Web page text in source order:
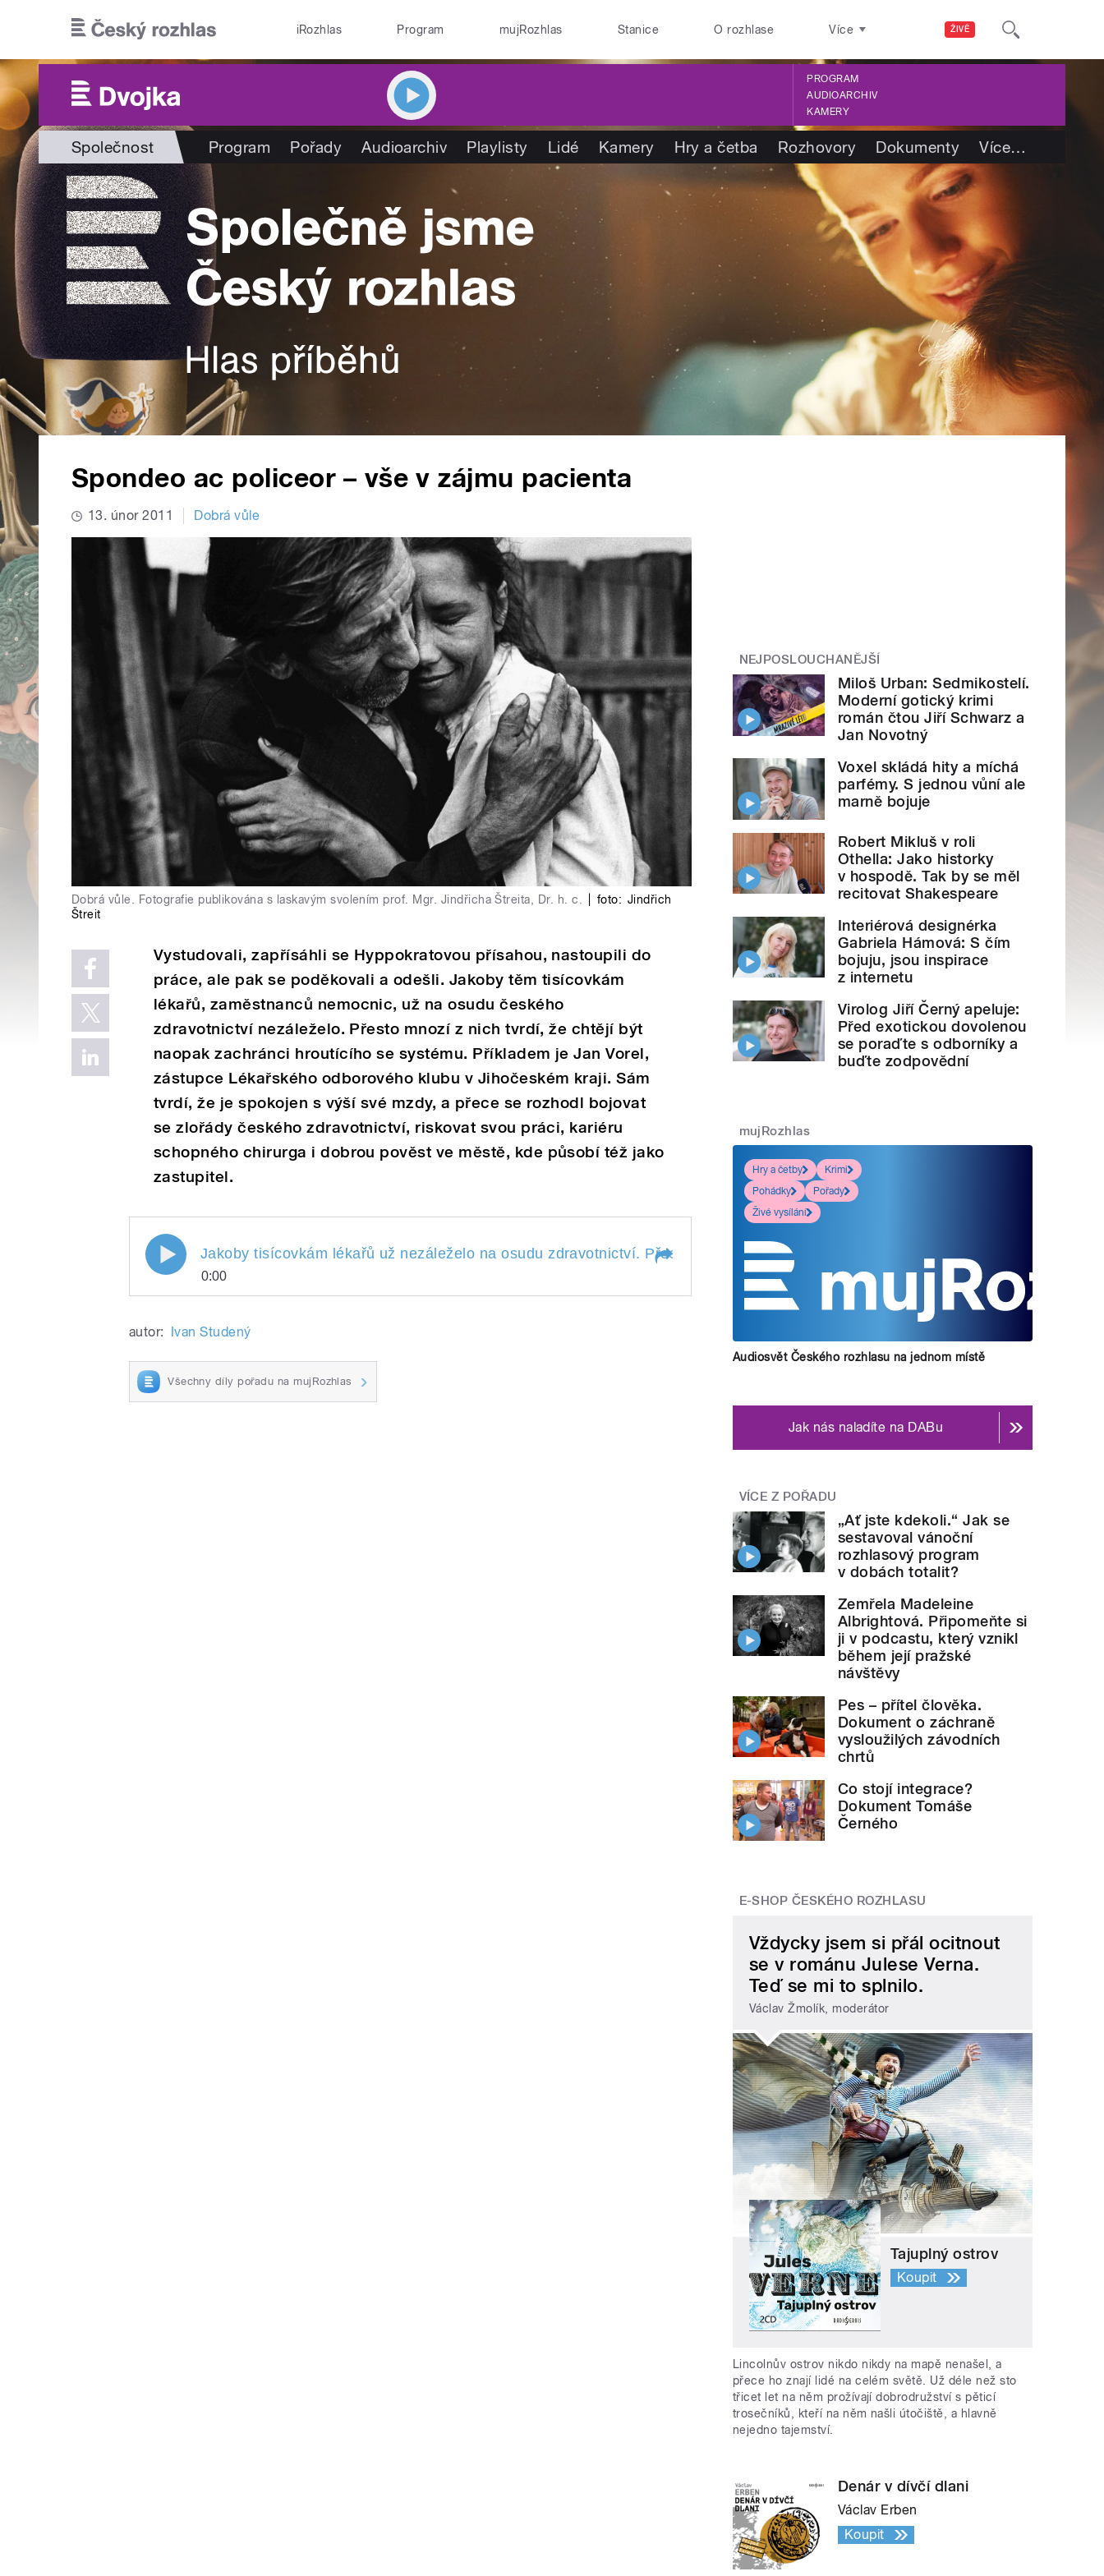
ŽIVĚ
iRozhlas Program mujRozhlas Stanice O rozhlase Více
PROGRAM
AUDIOARCHIV
KAMERY
Společnost Program Pořady Audioarchiv Playlisty Lidé Kamery Hry a četba Rozhovory Dokumenty Více…
Spondeo ac policeor – vše v zájmu pacienta
13. únor 2011 Dobrá vůle
Dobrá vůle. Fotografie publikována s laskavým svolením prof. Mgr. Jindřicha Štreita, Dr. h. c. foto: Jindřich
Štreit
Vystudovali, zapřísáhli se Hyppokratovou přísahou, nastoupili do
práce, ale pak se poděkovali a odešli. Jakoby těm tisícovkám
lékařů, zaměstnanců nemocnic, už na osudu českého
zdravotnictví nezáleželo. Přesto mnozí z nich tvrdí, že chtějí být
naopak zachránci hroutícího se systému. Příkladem je Jan Vorel,
zástupce Lékařského odborového klubu v Jihočeském kraji. Sám
tvrdí, že je spokojen s výší své mzdy, a přece se rozhodl bojovat
se zlořády českého zdravotnictví, riskovat svou práci, kariéru
schopného chirurga i dobrou pověst ve městě, kde působí též jako
zastupitel.
Jakoby tisícovkám lékařů už nezáleželo na osudu zdravotnictví. Přesto mnozí z nich tvrdí, že chtějí být naopak zachránci
0:00
zdravotnictví. Přesto mnozí z nich tvrdí, že chtějí
být naopak zachránci hroutícího se systému.
Příkladem je Jan Vorel, zástupce Lékařského
odborového klubu v Jihočeském kraji.
autor: Ivan Studený
Všechny díly pořadu na mujRozhlas
NEJPOSLOUCHANĚJŠÍ
Miloš Urban: Sedmikostelí.
Moderní gotický krimi
román čtou Jiří Schwarz a
Jan Novotný
Voxel skládá hity a míchá
parfémy. S jednou vůní ale
marně bojuje
Robert Mikluš v roli
Othella: Jako historky
v hospodě. Tak by se měl
recitovat Shakespeare
Interiérová designérka
Gabriela Hámová: S čím
bojuju, jsou inspirace
z internetu
Virolog Jiří Černý apeluje:
Před exotickou dovolenou
se poraďte s odborníky a
buďte zodpovědní
mujRozhlas
Hry a četby
Krimi
Pohádky
Pořady
Živé vysílání
Audiosvět Českého rozhlasu na jednom místě
Jak nás naladíte na DABu
VÍCE Z POŘADU
„Ať jste kdekoli.“ Jak se
sestavoval vánoční
rozhlasový program
v dobách totalit?
Zemřela Madeleine
Albrightová. Připomeňte si
ji v podcastu, který vznikl
během její pražské
návštěvy
Pes – přítel člověka.
Dokument o záchraně
vysloužilých závodních
chrtů
Co stojí integrace?
Dokument Tomáše
Černého
E-SHOP ČESKÉHO ROZHLASU
Vždycky jsem si přál ocitnout
se v románu Julese Verna.
Teď se mi to splnilo.
Václav Žmolík, moderátor
Tajuplný ostrov
Koupit
Lincolnův ostrov nikdo nikdy na mapě nenašel, a
přece ho znají lidé na celém světě. Už déle než sto
třicet let na něm prožívají dobrodružství s pěticí
trosečníků, kteří na něm našli útočiště, a hlavně
nejedno tajemství.
Denár v dívčí dlani
Václav Erben
Koupit